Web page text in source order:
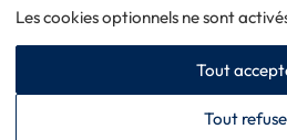
Les cookies optionnels ne sont
Tout
Tout
DÉFINITION RAPIDE
Les métaux précieux ont des
différents. Comprendre lequel
confusions lors d’une